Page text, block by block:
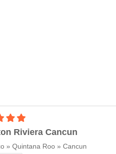
Riviera Cancun
» Quintana Roo » Cancun